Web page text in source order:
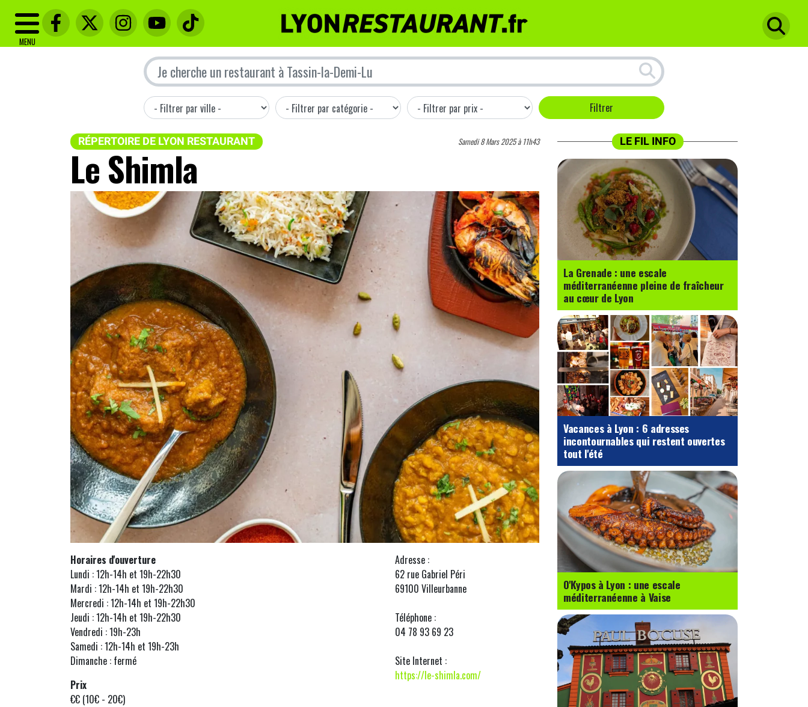
MENU
RÉPERTOIRE DE LYON RESTAURANT Samedi 8 Mars 2025 à 11h43
Le Shimla
Horaires d'ouverture
Lundi : 12h-14h et 19h-22h30
Mardi : 12h-14h et 19h-22h30
Mercredi : 12h-14h et 19h-22h30
Jeudi : 12h-14h et 19h-22h30
Vendredi : 19h-23h
Samedi : 12h-14h et 19h-23h
Dimanche : fermé
Prix
€€ (10€ - 20€)
Adresse :
62 rue Gabriel Péri
69100 Villeurbanne
Téléphone :
04 78 93 69 23
Site Internet :
https://le-shimla.com/
LE FIL INFO
La Grenade : une escale
méditerranéenne pleine de fraîcheur
au cœur de Lyon
Vacances à Lyon : 6 adresses
incontournables qui restent ouvertes
tout l'été
O'Kypos à Lyon : une escale
méditerranéenne à Vaise